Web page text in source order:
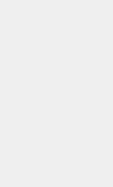
Üzerinde
daha
zararı ve
vergi giderleri,
nedenleri oldu.
düşük parasal
kalan vergi giderleri,